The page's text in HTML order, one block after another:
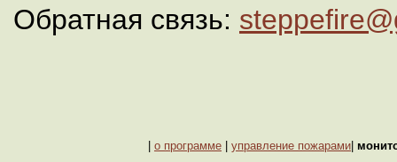
Обратная связь:
о программе управление пожарами